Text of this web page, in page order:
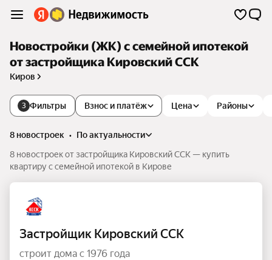
Новостройки (ЖК) с семейной ипотекой
от застройщика Кировский ССК
Киров
3 Фильтры Цена
Взнос и платёж Районы
8 новостроек •
по актуальности
8 новостроек от застройщика Кировский ССК — купить
квартиру с семейной ипотекой в Кирове
Застройщик Кировский ССК
строит дома с 1976 года